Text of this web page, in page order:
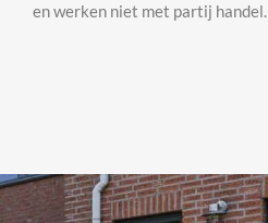
en werken niet met partij handel.